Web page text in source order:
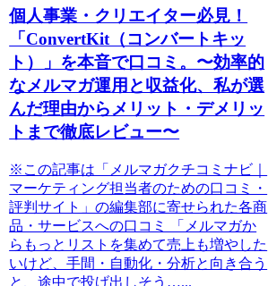
個人事業・クリエイター必見！
「ConvertKit（コンバートキッ
ト）」を本音で口コミ。〜効率的
なメルマガ運用と収益化、私が選
んだ理由からメリット・デメリッ
トまで徹底レビュー〜
※この記事は「メルマガクチコミナビ｜
マーケティング担当者のための口コミ・
評判サイト」の編集部に寄せられた各商
品・サービスへの口コミ 「メルマガか
らもっとリストを集めて売上も増やした
いけど、手間・自動化・分析と向き合う
と、途中で投げ出しそう…...